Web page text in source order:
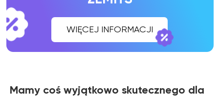
Mamy coś wyjątkowo skutecznego dla